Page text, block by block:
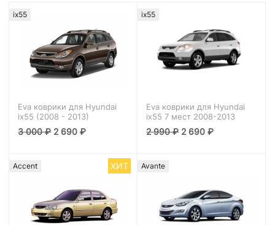
ix55
Eva коврики для Hyundai
ix55 (2008 - 2013)
3 000₽ 2 690₽
ix55
Eva коврики для Hyundai
ix55 7 мест 2008-2013
2 990₽ 2 690₽
Accent ХИТ Avante